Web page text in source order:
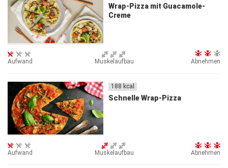
Wrap-Pizza mit Guacamole-
Creme
Aufwand Muskelaufbau Abnehmen
188 kcal
Schnelle Wrap-Pizza
Aufwand Muskelaufbau Abnehmen